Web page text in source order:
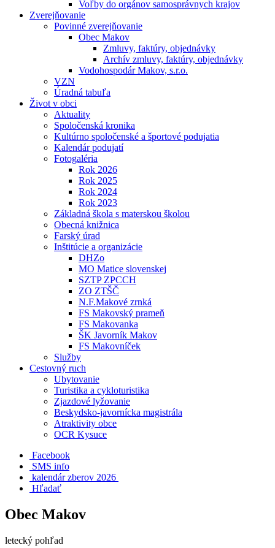
Voľby do orgánov samosprávnych krajov
Zverejňovanie
Povinné zverejňovanie
Obec Makov
Zmluvy, faktúry, objednávky
Archív zmluvy, faktúry, objednávky
Vodohospodár Makov, s.r.o.
VZN
Úradná tabuľa
Život v obci
Aktuality
Spoločenská kronika
Kultúrno spoločenské a športové podujatia
Kalendár podujatí
Fotogaléria
Rok 2026
Rok 2025
Rok 2024
Rok 2023
Základná škola s materskou školou
Obecná knižnica
Farský úrad
Inštitúcie a organizácie
DHZo
MO Matice slovenskej
SZTP ZPCCH
ZO ZTŠČ
N.F.Makové zrnká
FS Makovský prameň
FS Makovanka
ŠK Javorník Makov
FS Makovníček
Služby
Cestovný ruch
Ubytovanie
Turistika a cykloturistika
Zjazdové lyžovanie
Beskydsko-javornícka magistrála
Atraktivity obce
OCR Kysuce
Facebook
SMS info
​ kalendár zberov 2026
Hľadať
Obec Makov
letecký pohľad